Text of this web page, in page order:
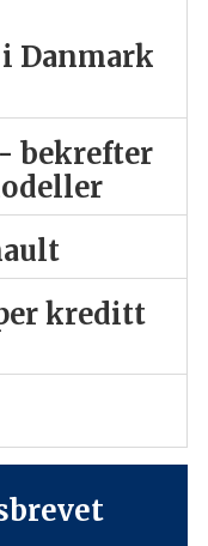
Danmark
bekrefter
kreditt